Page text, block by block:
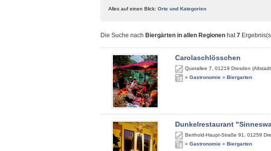
Alles auf einen Blick: Orte und Kategorien
Die Suche nach Biergärten in allen Regionen hat7
Carolaschlösschen
Querallee 7 01219 Dresden
» Gastronomie » Biergarten
Dunkelrestaurant
Berthold-Haupt-Straße 91 01259
» Gastronomie » Biergarten